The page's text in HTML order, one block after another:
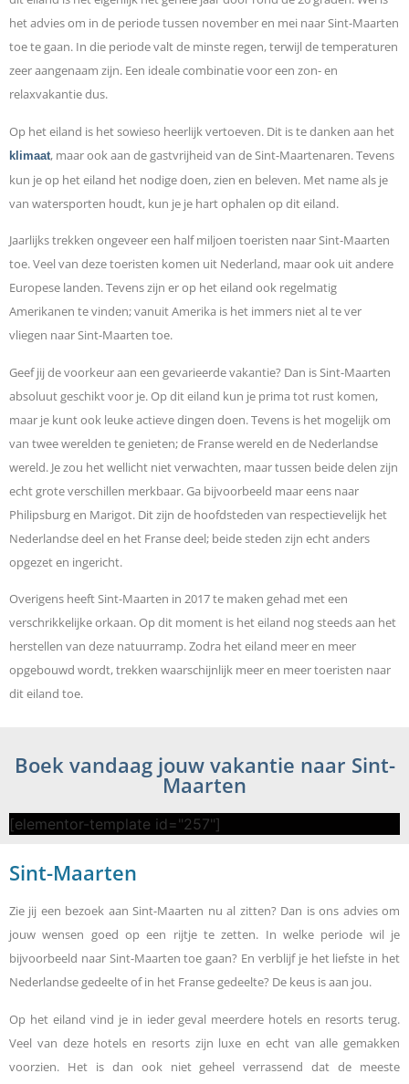
het advies om in de periode tussen november en mei naar Sint-Maarten
toe te gaan. In die periode valt de minste regen, terwijl de temperaturen
zeer aangenaam zijn. Een ideale combinatie voor een zon- en
relaxvakantie dus.
Op het eiland is het sowieso heerlijk vertoeven. Dit is te danken aan het
klimaat, maar ook aan de gastvrijheid van de Sint-Maartenaren. Tevens
kun je op het eiland het nodige doen, zien en beleven. Met name als je
van watersporten houdt, kun je je hart ophalen op dit eiland.
Jaarlijks trekken ongeveer een half miljoen toeristen naar Sint-Maarten
toe. Veel van deze toeristen komen uit Nederland, maar ook uit andere
Europese landen. Tevens zijn er op het eiland ook regelmatig
Amerikanen te vinden; vanuit Amerika is het immers niet al te ver
vliegen naar Sint-Maarten toe.
Geef jij de voorkeur aan een gevarieerde vakantie? Dan is Sint-Maarten
absoluut geschikt voor je. Op dit eiland kun je prima tot rust komen,
maar je kunt ook leuke actieve dingen doen. Tevens is het mogelijk om
van twee werelden te genieten; de Franse wereld en de Nederlandse
wereld. Je zou het wellicht niet verwachten, maar tussen beide delen zijn
echt grote verschillen merkbaar. Ga bijvoorbeeld maar eens naar
Philipsburg en Marigot. Dit zijn de hoofdsteden van respectievelijk het
Nederlandse deel en het Franse deel; beide steden zijn echt anders
opgezet en ingericht.
Overigens heeft Sint-Maarten in 2017 te maken gehad met een
verschrikkelijke orkaan. Op dit moment is het eiland nog steeds aan het
herstellen van deze natuurramp. Zodra het eiland meer en meer
opgebouwd wordt, trekken waarschijnlijk meer en meer toeristen naar
dit eiland toe.
Boek vandaag jouw vakantie naar Sint-
Maarten
[elementor-template id="257"]
Sint-Maarten
Zie jij een bezoek aan Sint-Maarten nu al zitten? Dan is ons advies om
jouw wensen goed op een rijtje te zetten. In welke periode wil je
bijvoorbeeld naar Sint-Maarten toe gaan? En verblijf je het liefste in het
Nederlandse gedeelte of in het Franse gedeelte? De keus is aan jou.
Op het eiland vind je in ieder geval meerdere hotels en resorts terug.
Veel van deze hotels en resorts zijn luxe en echt van alle gemakken
voorzien. Het is dan ook niet geheel verrassend dat de meeste